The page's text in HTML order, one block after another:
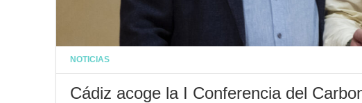
NOTICIAS
Cádiz acoge la I Conferencia del